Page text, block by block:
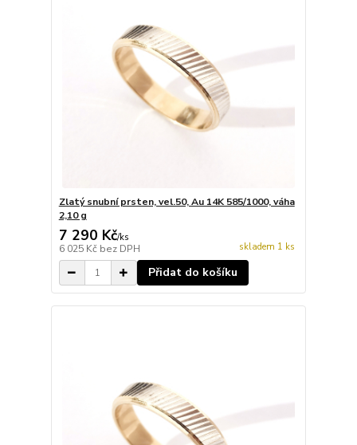
Zlatý snubní prsten, vel.50, Au 14K 585/1000, váha
2,10 g
7 290 Kč/ks
6 025 Kč bez DPH skladem 1 ks
Přidat do košíku